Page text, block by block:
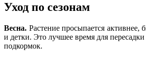
Уход по сезонам
Весна. Растение просыпается активнее,
и детки. Это лучшее время для
подкормок.